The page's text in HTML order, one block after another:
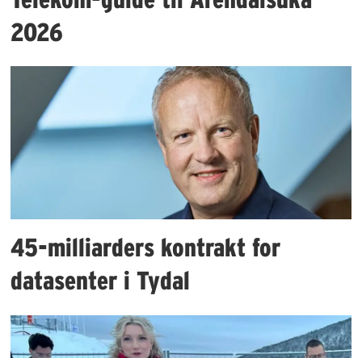
2026
45-milliarders kontrakt for
datasenter i Tydal